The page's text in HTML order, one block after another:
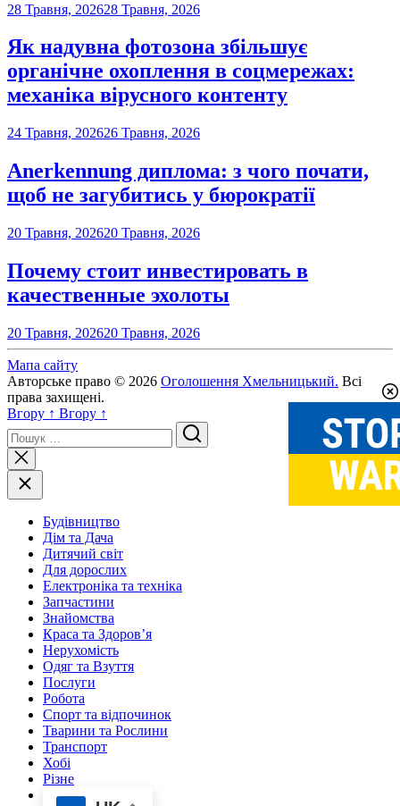
28 Травня, 202628 Травня, 2026
Як надувна фотозона збільшує
органічне охоплення в соцмережах:
механіка вірусного контенту
24 Травня, 202626 Травня, 2026
Anerkennung диплома: з чого почати,
щоб не загубитись у бюрократії
20 Травня, 202620 Травня, 2026
Почему стоит инвестировать в
качественные эхолоты
20 Травня, 202620 Травня, 2026
Мапа сайту
Авторське право © 2026 Оголошення Хмельницький. Всі
права захищені.
Вгору ↑ Вгору ↑
Пошук
Будівництво
Дім та Дача
Дитячий світ
Для дорослих
Електроніка та техніка
Запчастини
Знайомства
Краса та Здоров’я
Нерухомість
Одяг та Взуття
Послуги
Робота
Спорт та відпочинок
Тварини та Рослини
Транспорт
Хобі
Різне